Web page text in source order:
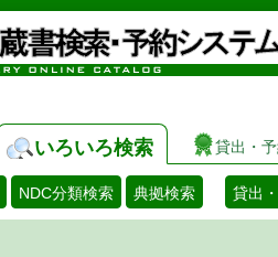
いろいろ検索 貸出・
NDC分類検索 典拠検索 貸出